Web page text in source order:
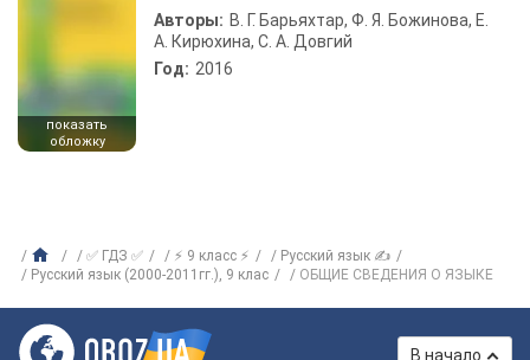
показать
обложку
Авторы: В. Г. Барьяхтар, Ф. Я. Божинова, Е.
А. Кирюхина, С. А. Довгий
Год: 2016
✅ ГДЗ ✅ ⚡ 9 класс ⚡
Русский язык ✍
Русский язык (2000-2011гг.), 9 клас
ОБЩИЕ СВЕДЕНИЯ О ЯЗЫКЕ
В начало